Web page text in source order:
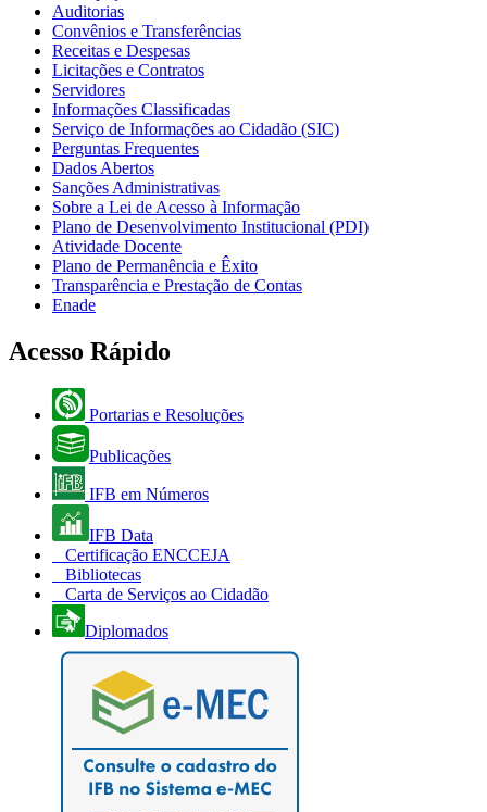
Auditorias
Convênios e Transferências
Receitas e Despesas
Licitações e Contratos
Servidores
Informações Classificadas
Serviço de Informações ao Cidadão (SIC)
Perguntas Frequentes
Dados Abertos
Sanções Administrativas
Sobre a Lei de Acesso à Informação
Plano de Desenvolvimento Institucional (PDI)
Atividade Docente
Plano de Permanência e Êxito
Transparência e Prestação de Contas
Enade
Acesso Rápido
Portarias e Resoluções
Publicações
IFB em Números
IFB Data
Certificação ENCCEJA
Bibliotecas
Carta de Serviços ao Cidadão
Diplomados